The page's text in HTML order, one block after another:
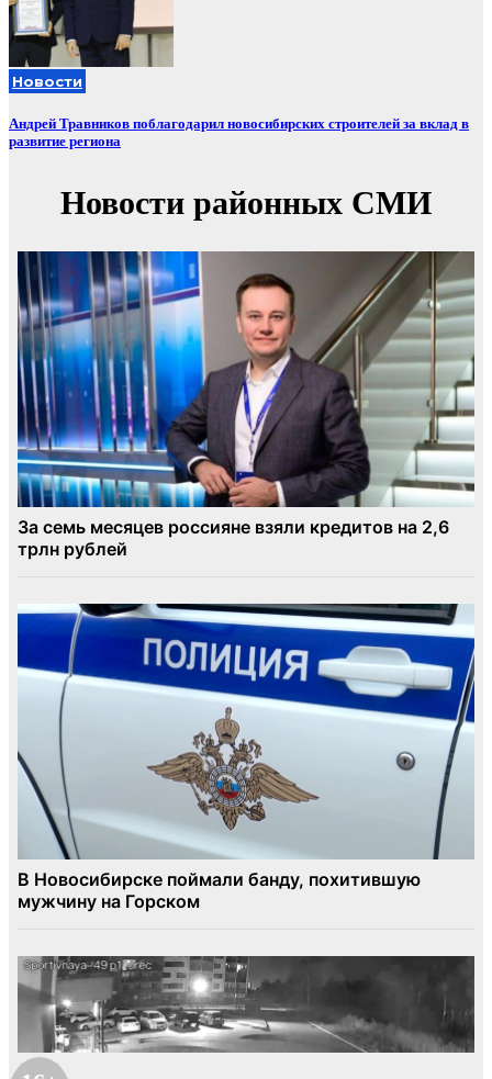
Новости
Андрей Травников поблагодарил новосибирских строителей за вклад в
развитие региона